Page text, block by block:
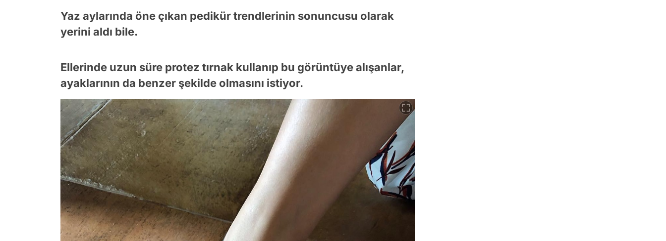
Yaz aylarında öne çıkan pedikür trendlerinin sonuncusu olarak
yerini aldı bile.
Ellerinde uzun süre protez tırnak kullanıp bu görüntüye alışanlar,
ayaklarının da benzer şekilde olmasını istiyor.